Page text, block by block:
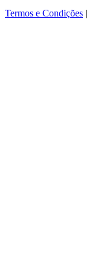
Termos e Condições |